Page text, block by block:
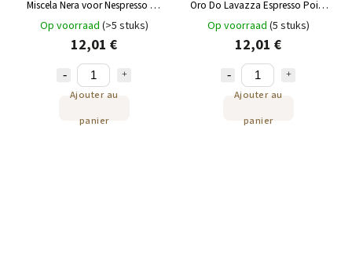
Miscela Nera voor Nespresso 50
Op voorraad (>5 stuks)
12,01 €
Ajouter au
panier
Oro Do Lavazza Espresso Point
50st
Op voorraad (5 stuks)
12,01 €
Ajouter au
panier